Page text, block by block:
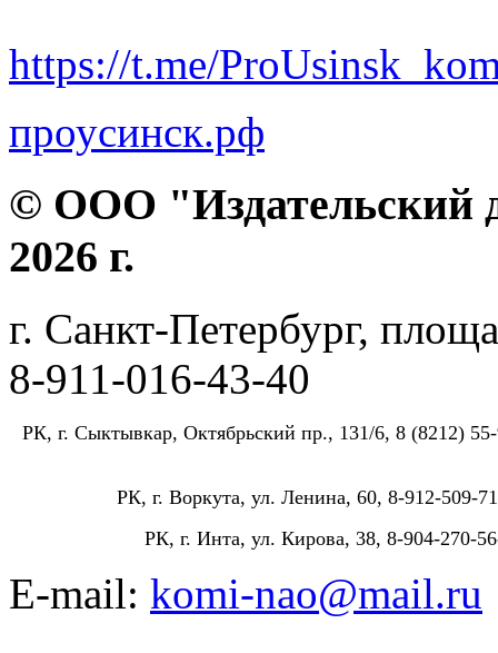
https://t.me/
проусинск.рф
© ООО "Издательский
2026 г.
г. Санкт-Петербург,
8-911-016-43-40
РК, г. Сыктывкар, Октябрьский пр., 131/6, 8 (8212)
РК, г. Воркута, ул. Ленина, 60, 8-912-509-
РК, г. Инта, ул. Кирова, 38, 8-904-270-
E-mail: komi-nao@mail.ru